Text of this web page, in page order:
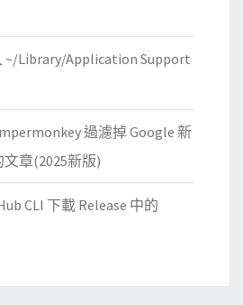
錄
？
~/Library/Application Support
過濾掉 Google 新
章(2025新版)
CLI 下載 Release 中的